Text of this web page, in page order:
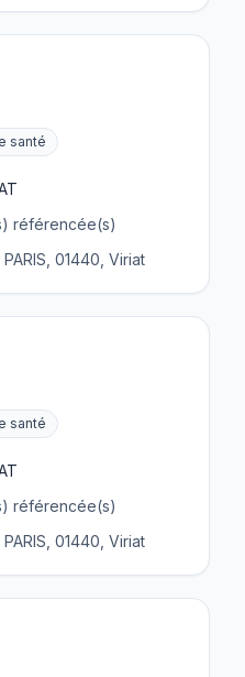
santé
référencée(s)
01440, Viriat
santé
référencée(s)
01440, Viriat